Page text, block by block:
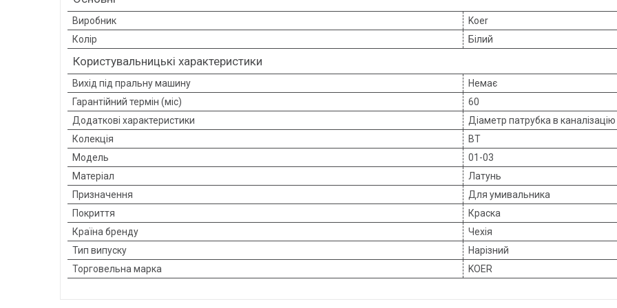
Виробник
Koer
Колір
Білий
Користувальницькі характеристики
Вихід під пральну машину
Немає
Гарантійний термін (міс)
60
Додаткові характеристики
Діаметр патрубка в
Колекція
BT
Мoдель
01-03
Матеріал
Латунь
Призначення
Для умивальника
Покриття
Краска
Країна бренду
Чехія
Тип випуску
Нарізний
Торговельна марка
KOER